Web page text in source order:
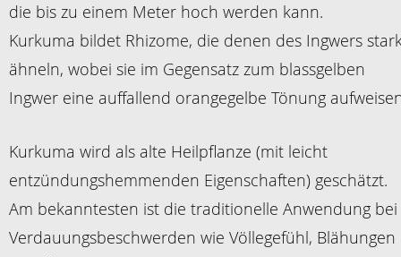
die bis zu einem Meter hoch werden kann.
Kurkuma bildet Rhizome, die denen des Ingwers
ähneln, wobei sie im Gegensatz zum blassgelben
Ingwer eine auffallend orangegelbe Tönung
Kurkuma wird als alte Heilpflanze (mit leicht
entzündungshemmenden Eigenschaften) geschätzt.
Am bekanntesten ist die traditionelle Anwendung bei
Verdauungsbeschwerden wie Völlegefühl, Blähungen